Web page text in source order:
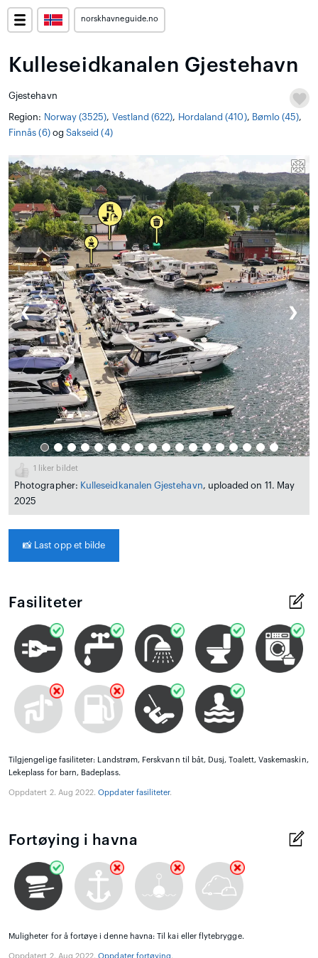
norskhavneguide.no
Kulleseidkanalen Gjestehavn
Gjestehavn
Region: Norway (3525), Vestland (622), Hordaland (410), Bømlo (45),
Finnås (6)og Sakseid (4)
❮ ❯
1 liker bildet
Photographer: Kulleseidkanalen Gjestehavn, uploaded on 11. May
2025
📸 Last opp et bilde
Fasiliteter
Tilgjengelige fasiliteter: Landstrøm, Ferskvann til båt, Dusj, Toalett, Vaskemaskin,
Lekeplass for barn, Badeplass.
Oppdatert 2. Aug 2022.Oppdater fasiliteter.
Fortøying i havna
Muligheter for å fortøye i denne havna: Til kai eller flytebrygge.
Oppdatert 2. Aug 2022.Oppdater fortøying.